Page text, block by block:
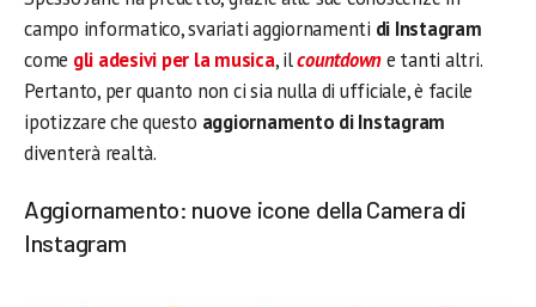
campo informatico, svariati aggiornamenti di Instagram
come gli adesivi per la musica, ilcountdowne tanti altri.
Pertanto, per quanto non ci sia nulla di ufficiale, è facile
ipotizzare che questo aggiornamento di Instagram
diventerà realtà.
Aggiornamento: nuove icone della Camera di
Instagram